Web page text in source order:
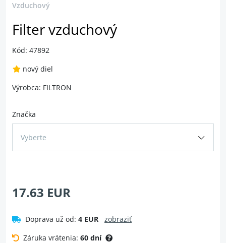
Vzduchový
Filter vzduchový
Kód: 47892
nový diel
Výrobca: FILTRON
Značka
Vyberte
17.63 EUR
Doprava už od: 4 EUR
zobraziť
Záruka vrátenia: 60 dní